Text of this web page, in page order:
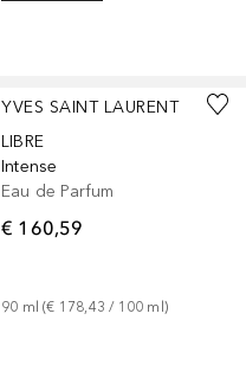
YVES SAINT LAURENT
LIBRE
Intense
Eau de Parfum
€ 160,59
90 ml (€ 178,43 / 100 ml)